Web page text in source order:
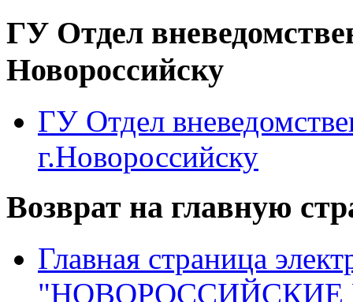
ГУ Отдел
Новороссийску
ГУ Отдел
г.Новороссийску
Возврат на главную
Главная страница
"НОВОРОССИЙСКИЕ